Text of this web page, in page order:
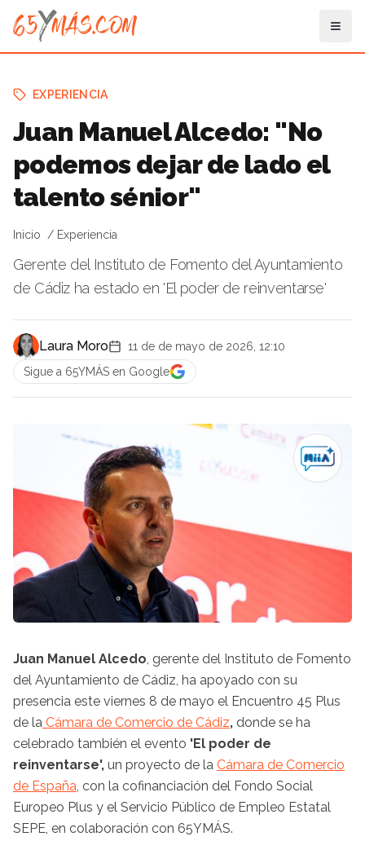
EXPERIENCIA
Juan Manuel Alcedo: "No
podemos dejar de lado el
talento sénior"
Inicio Experiencia
Gerente del Instituto de Fomento del Ayuntamiento
de Cádiz ha estado en 'El poder de reinventarse'
Laura Moro
11 de de mayo de 2026, 12:10
Sigue a 65YMÁS en Google
Juan Manuel Alcedo, gerente del Instituto de Fomento
del Ayuntamiento de Cádiz, ha apoyado con su
presencia este viernes 8 de mayo el Encuentro 45 Plus
de la Cámara de Comercio de Cádiz​​​​​​​, donde se ha
celebrado también el evento 'El poder de
reinventarse', un proyecto de la Cámara de Comercio
de España, con la cofinanciación del Fondo Social
Europeo Plus y el Servicio Público de Empleo Estatal
SEPE, en colaboración con 65YMÁS.